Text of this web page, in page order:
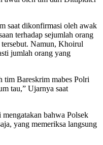
saat dikonfirmasi oleh awak
terhadap sejumlah orang
Namun, Khoirul
jumlah orang yang
tim Bareskrim mabes Polri
tau,” Ujarnya saat
bahwa Polsek
yang memeriksa langsung